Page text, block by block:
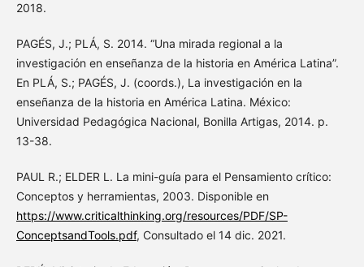
2018.
PAGÉS, J.; PLÁ, S. 2014. “Una mirada regional a la
investigación en enseñanza de la historia en América Latina”.
En PLÁ, S.; PAGÉS, J. (coords.), La investigación en la
enseñanza de la historia en América Latina. México:
Universidad Pedagógica Nacional, Bonilla Artigas, 2014. p.
13-38.
PAUL R.; ELDER L. La mini-guía para el Pensamiento crítico:
Conceptos y herramientas, 2003. Disponible en
https://www.criticalthinking.org/resources/PDF/SP-
ConceptsandTools.pdf, Consultado el 14 dic. 2021.